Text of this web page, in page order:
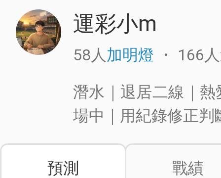
運彩小m
58人加明燈 ・ 166人
潛水｜退居二線｜
場中｜用紀錄修正
預測 戰績